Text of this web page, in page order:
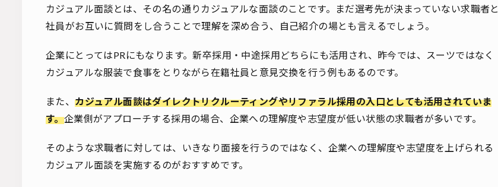
カジュアル面談とは、その名の通りカジュアルな面談のことです。まだ選考先が決まっていない求職者と
社員がお互いに質問をし合うことで理解を深め合う、自己紹介の場とも言えるでしょう。
企業にとってはPRにもなります。新卒採用・中途採用どちらにも活用され、昨今では、スーツではなく
カジュアルな服装で食事をとりながら在籍社員と意見交換を行う例もあるのです。
また、カジュアル面談はダイレクトリクルーティングやリファラル採用の入口としても活用されていま
す。企業側がアプローチする採用の場合、企業への理解度や志望度が低い状態の求職者が多いです。
そのような求職者に対しては、いきなり面接を行うのではなく、企業への理解度や志望度を上げられる
カジュアル面談を実施するのがおすすめです。